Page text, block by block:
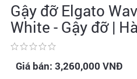
Gậy đỡ Elgato
White - Gậy đỡ |
Giá bán: 3,260,000 VNĐ